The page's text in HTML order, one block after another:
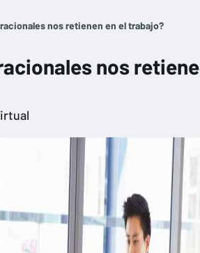
nos retienen en el trabajo?
nos